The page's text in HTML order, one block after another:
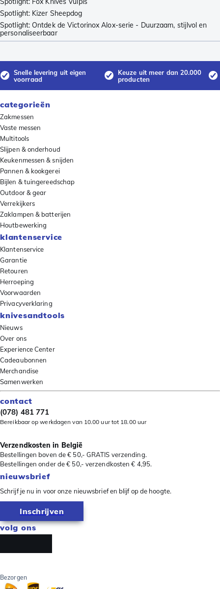
Spotlight: Kizer Sheepdog
Spotlight: Ontdek de Victorinox Alox-serie - Duurzaam, stijlvol en
personaliseerbaar
Snelle levering uit eigen
voorraad
Keuze uit meer dan 20.000
producten
categorieën
Zakmessen
Vaste messen
Multitools
Slijpen & onderhoud
Keukenmessen & snijden
Pannen & kookgerei
Bijlen & tuingereedschap
Outdoor & gear
Verrekijkers
Zaklampen & batterijen
Houtbewerking
klantenservice
Klantenservice
Garantie
Retouren
Herroeping
Voorwaarden
Privacyverklaring
knivesandtools
Nieuws
Over ons
Experience Center
Cadeaubonnen
Merchandise
Samenwerken
contact
(078) 481 771
Bereikbaar op werkdagen van 10.00 uur tot 18.00 uur
Verzendkosten in België
Bestellingen boven de € 50,- GRATIS verzending.
Bestellingen onder de € 50,- verzendkosten € 4,95.
nieuwsbrief
Schrijf je nu in voor onze nieuwsbrief en blijf op de hoogte.
Inschrijven
volg ons
Bezorgen